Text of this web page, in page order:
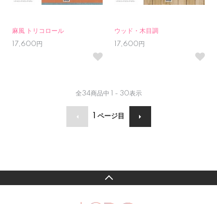
麻風 トリコロール
17,600円
ウッド・木目調
17,600円
全34商品中 1 - 30表示
ページ目